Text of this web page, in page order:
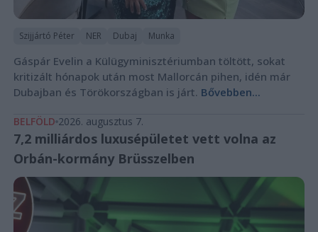
Szijjártó Péter NER Dubaj Munka
Gáspár Evelin a Külügyminisztériumban töltött, sokat
kritizált hónapok után most Mallorcán pihen, idén már
Dubajban és Törökországban is járt. Bővebben...
BELFÖLD 2026. augusztus 7.
7,2 milliárdos luxusépületet vett volna az
Orbán-kormány Brüsszelben